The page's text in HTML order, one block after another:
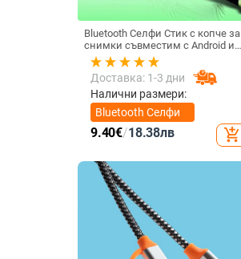
Bluetooth Селфи Стик с копче за
снимки съвместим с Android и
iOS- Черен/Зелен
Доставка: 1-3 дни
Налични размери:
Bluetooth Селфи
Стик
9.40€/18.38лв add_shopping_cart